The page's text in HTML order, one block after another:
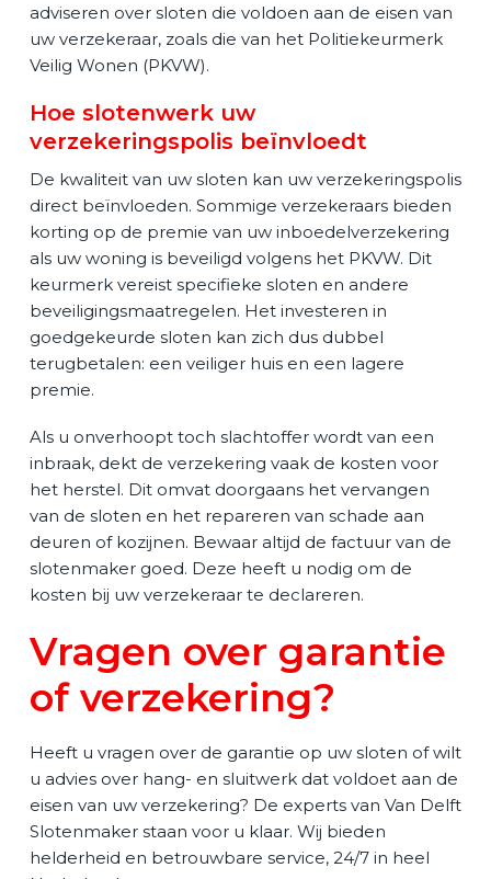
adviseren over sloten die voldoen aan de eisen van
uw verzekeraar, zoals die van het Politiekeurmerk
Veilig Wonen (PKVW).
Hoe slotenwerk uw
verzekeringspolis beïnvloedt
De kwaliteit van uw sloten kan uw verzekeringspolis
direct beïnvloeden. Sommige verzekeraars bieden
korting op de premie van uw inboedelverzekering
als uw woning is beveiligd volgens het PKVW. Dit
keurmerk vereist specifieke sloten en andere
beveiligingsmaatregelen. Het investeren in
goedgekeurde sloten kan zich dus dubbel
terugbetalen: een veiliger huis en een lagere
premie.
Als u onverhoopt toch slachtoffer wordt van een
inbraak, dekt de verzekering vaak de kosten voor
het herstel. Dit omvat doorgaans het vervangen
van de sloten en het repareren van schade aan
deuren of kozijnen. Bewaar altijd de factuur van de
slotenmaker goed. Deze heeft u nodig om de
kosten bij uw verzekeraar te declareren.
Vragen over garantie
of verzekering?
Heeft u vragen over de garantie op uw sloten of wilt
u advies over hang- en sluitwerk dat voldoet aan de
eisen van uw verzekering? De experts van Van Delft
Slotenmaker staan voor u klaar. Wij bieden
helderheid en betrouwbare service, 24/7 in heel